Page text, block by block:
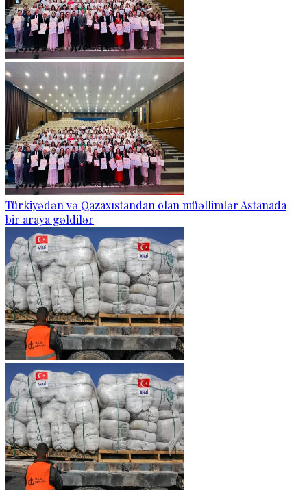
Türkiyədən və Qazaxıstandan olan müəllimlər Astanada
bir araya gəldilər